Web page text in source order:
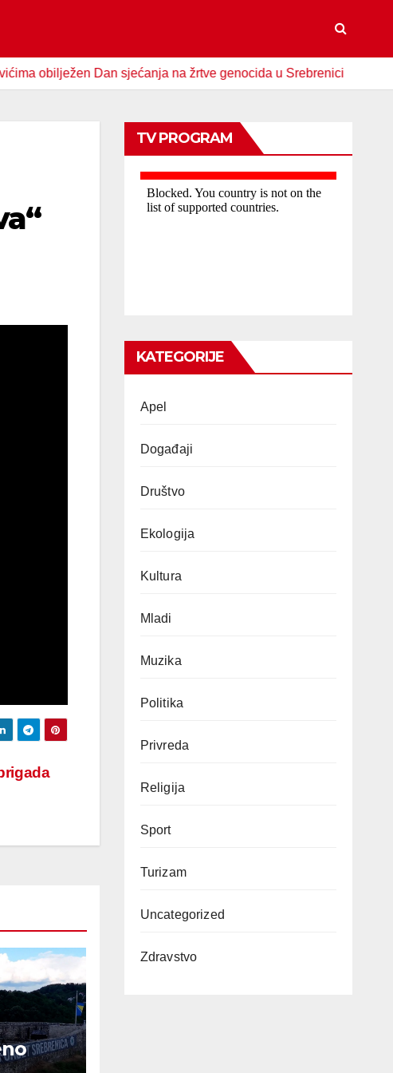
obilježen Dan sjećanja na žrtve genocida u Srebrenici
TV PROGRAM
KATEGORIJE
Apel
Događaji
Društvo
Ekologija
Kultura
Mladi
Muzika
Politika
Privreda
Religija
Sport
Turizam
Uncategorized
Zdravstvo